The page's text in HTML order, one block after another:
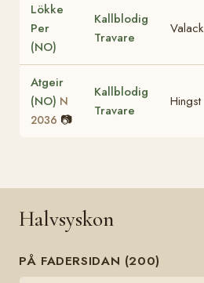
Lökke
Per
(NO)
Kallblodig
Travare
Valack
Atgeir
(NO) N
2036 📷
Kallblodig
Travare
Hingst
Halvsyskon
PÅ FADERSIDAN (200)